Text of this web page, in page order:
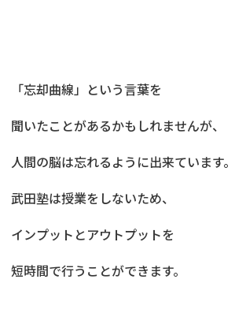
「忘却曲線」という言葉を
聞いたことがあるかもしれませんが、
人間の脳は忘れるように出来ています。
武田塾は授業をしないため、
インプットとアウトプットを
短時間で行うことができます。